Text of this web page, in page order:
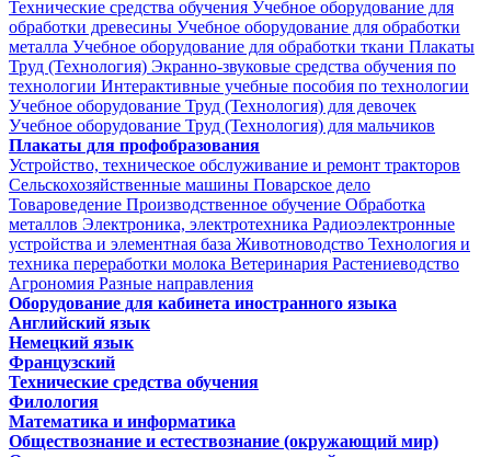
Технические средства обучения Учебное оборудование для
обработки древесины Учебное оборудование для обработки
металла Учебное оборудование для обработки ткани Плакаты
Труд (Технология) Экранно-звуковые средства обучения по
технологии Интерактивные учебные пособия по технологии
Учебное оборудование Труд (Технология) для девочек
Учебное оборудование Труд (Технология) для мальчиков
Плакаты для профобразования
Устройство, техническое обслуживание и ремонт тракторов
Сельскохозяйственные машины Поварское дело
Товароведение Производственное обучение Обработка
металлов Электроника, электротехника Радиоэлектронные
устройства и элементная база Животноводство Технология и
техника переработки молока Ветеринария Растениеводство
Агрономия Разные направления
Оборудование для кабинета иностранного языка
Английский язык
Немецкий язык
Французский
Технические средства обучения
Филология
Математика и информатика
Обществознание и естествознание (окружающий мир)